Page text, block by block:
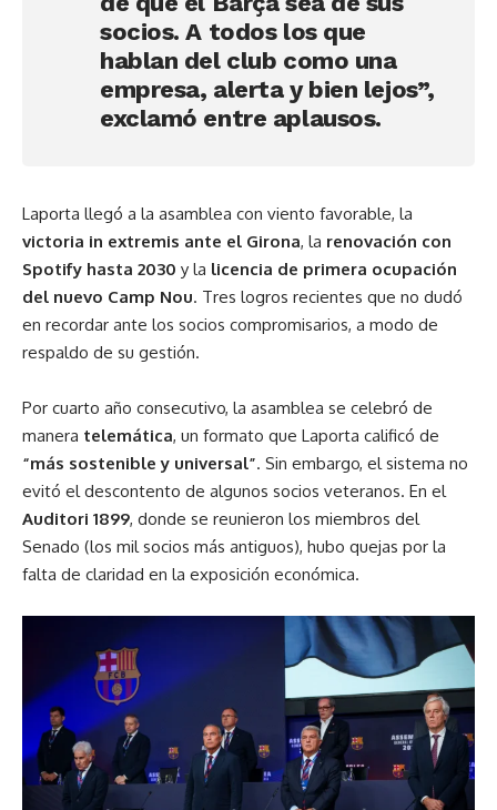
socios. A todos los que
hablan del club como una
empresa, alerta y bien lejos”,
exclamó entre aplausos.
Laporta llegó a la asamblea con viento favorable, la
victoria in extremis ante el Girona, la renovación con
Spotify hasta 2030 y la licencia de primera ocupación
del nuevo Camp Nou. Tres logros recientes que no dudó
en recordar ante los socios compromisarios, a modo de
respaldo de su gestión.
Por cuarto año consecutivo, la asamblea se celebró de
manera telemática, un formato que Laporta calificó de
“más sostenible y universal”. Sin embargo, el sistema no
evitó el descontento de algunos socios veteranos. En el
Auditori 1899, donde se reunieron los miembros del
Senado (los mil socios más antiguos), hubo quejas por la
falta de claridad en la exposición económica.